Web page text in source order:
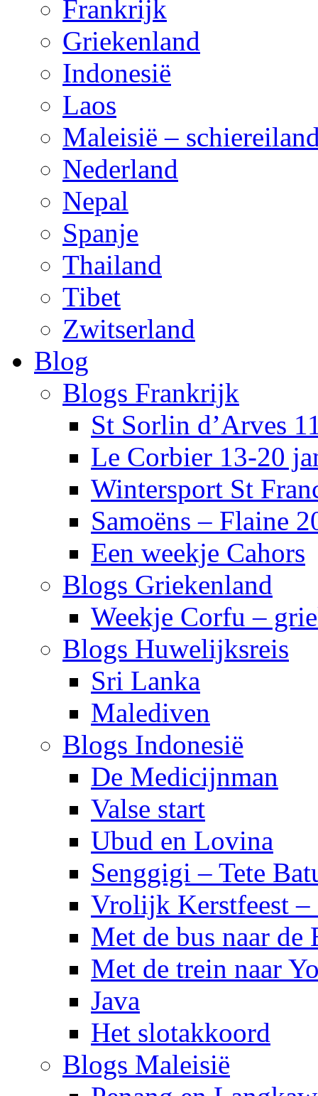
Frankrijk
Griekenland
Indonesië
Laos
Maleisië –
Nederland
Nepal
Spanje
Thailand
Tibet
Zwitserland
Blog
Blogs Frankrijk
St Sorlin d’Arves
Le Corbier 13-20
Wintersport St
Samoëns – Flaine
Een weekje Cahors
Blogs Griekenland
Weekje Corfu –
Blogs Huwelijksreis
Sri Lanka
Malediven
Blogs Indonesië
De Medicijnman
Valse start
Ubud en Lovina
Senggigi – Tete
Vrolijk Kerstfeest –
Met de bus naar
Met de trein naar
Java
Het slotakkoord
Blogs Maleisië